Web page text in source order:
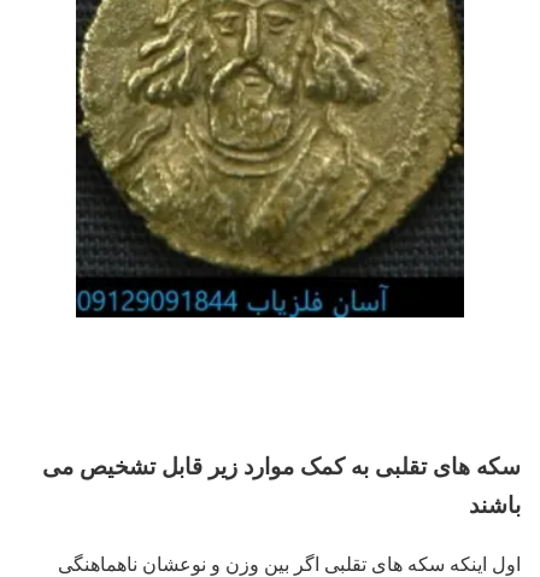
سکه های تقلبی به کمک موارد زیر قابل تشخیص می
باشند
اول اینکه سکه های تقلبی اگر بین وزن و نوعشان ناهماهنگی